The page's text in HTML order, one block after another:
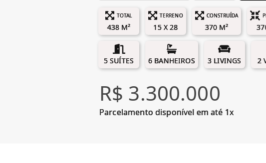
TOTAL
438 M²
TERRENO
15 X 28
CONSTRUÍDA
370 M²
5 SUÍTES 6 BANHEIROS 3 LIVINGS 2
R$ 3.300.000
Parcelamento disponível em até 1x